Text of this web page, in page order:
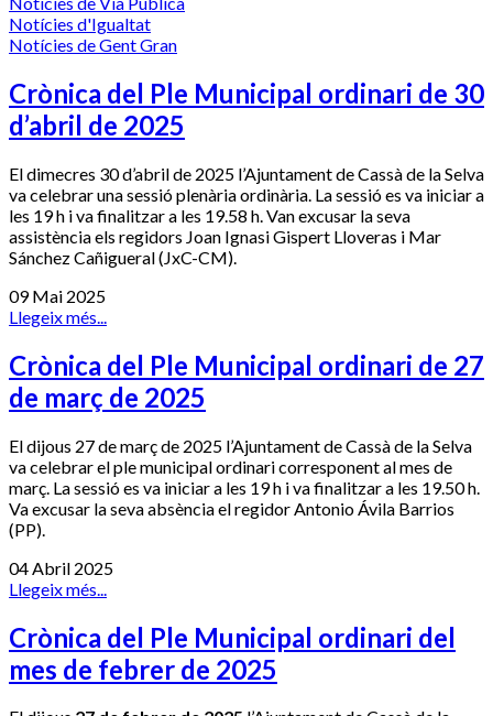
Notícies d'Igualtat
Notícies de Gent Gran
Crònica del Ple Municipal ordinari de 30
d’abril de 2025
El dimecres 30 d’abril de 2025 l’Ajuntament de Cassà de la Selva
va celebrar una sessió plenària ordinària. La sessió es va iniciar a
les 19 h i va finalitzar a les 19.58 h. Van excusar la seva
assistència els regidors Joan Ignasi Gispert Lloveras i Mar
Sánchez Cañigueral (JxC-CM).
09 Mai 2025
Llegeix més...
Crònica del Ple Municipal ordinari de 27
de març de 2025
El dijous 27 de març de 2025 l’Ajuntament de Cassà de la Selva
va celebrar el ple municipal ordinari corresponent al mes de
març. La sessió es va iniciar a les 19 h i va finalitzar a les 19.50 h.
Va excusar la seva absència el regidor Antonio Ávila Barrios
(PP).
04 Abril 2025
Llegeix més...
Crònica del Ple Municipal ordinari del
mes de febrer de 2025